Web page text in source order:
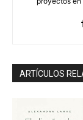
ARTÍCULOS